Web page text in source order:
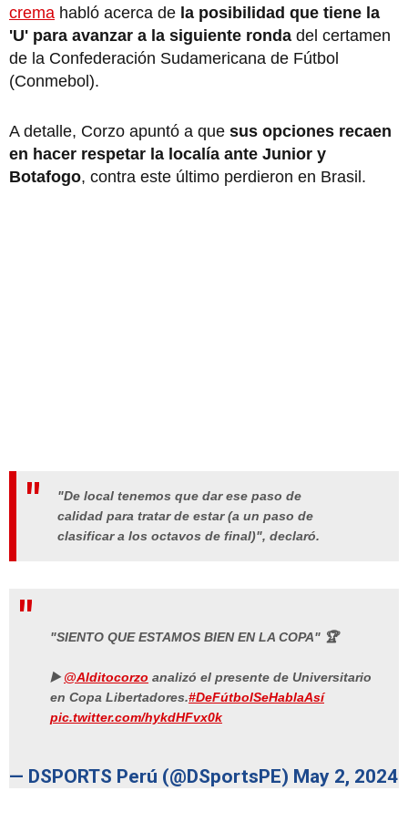
crema habló acerca de la posibilidad que tiene la
'U' para avanzar a la siguiente ronda del certamen
de la Confederación Sudamericana de Fútbol
(Conmebol).
A detalle, Corzo apuntó a que sus opciones recaen
en hacer respetar la localía ante Junior y
Botafogo, contra este último perdieron en Brasil.
"De local tenemos que dar ese paso de
calidad para tratar de estar (a un paso de
clasificar a los octavos de final)", declaró.
"SIENTO QUE ESTAMOS BIEN EN LA COPA" 🏆
▶️ @Alditocorzo analizó el presente de Universitario
en Copa Libertadores.#DeFútbolSeHablaAsí
pic.twitter.com/hykdHFvx0k
— DSPORTS Perú (@DSportsPE) May 2, 2024